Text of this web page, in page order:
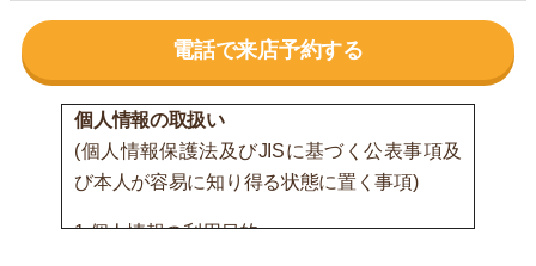
電話で来店予約する
個人情報の取扱い
(個人情報保護法及びJISに基づく公表事項及
び本人が容易に知り得る状態に置く事項)
1.個人情報の利用目的